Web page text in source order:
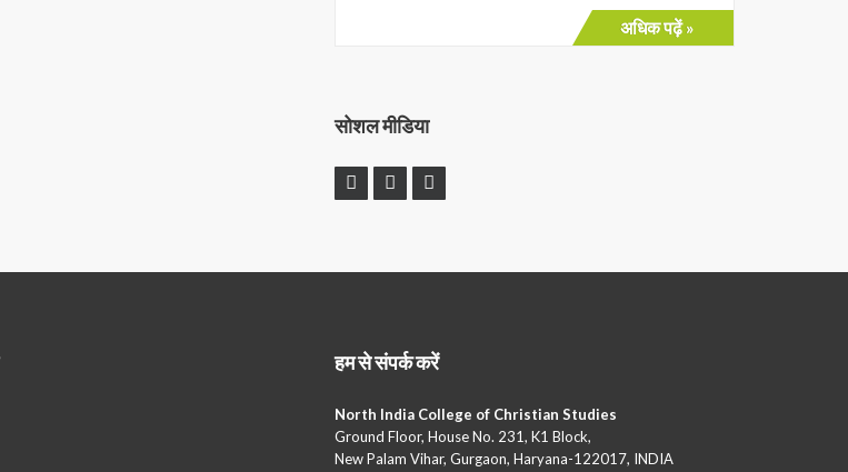
अधिक पढ़ें »
सोशल मीडिया
हम से संपर्क करें
North India College of Christian Studies
Ground Floor, House No. 231, K1 Block,
New Palam Vihar, Gurgaon, Haryana-122017, INDIA